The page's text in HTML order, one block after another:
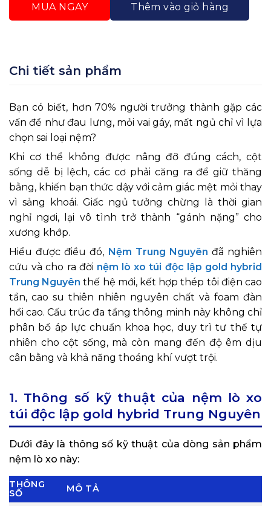
MUA NGAY Thêm vào giỏ hàng
Chi tiết sản phẩm
Bạn có biết, hơn 70% người trưởng thành gặp các
vấn đề như đau lưng, mỏi vai gáy, mất ngủ chỉ vì lựa
chọn sai loại nệm?
Khi cơ thể không được nâng đỡ đúng cách, cột
sống dễ bị lệch, các cơ phải căng ra để giữ thăng
bằng, khiến bạn thức dậy với cảm giác mệt mỏi thay
vì sảng khoái. Giấc ngủ tưởng chừng là thời gian
nghỉ ngơi, lại vô tình trở thành “gánh nặng” cho
xương khớp.
Hiểu được điều đó, Nệm Trung Nguyên đã nghiên
cứu và cho ra đời nệm lò xo túi độc lập gold hybrid
Trung Nguyên thế hệ mới, kết hợp thép tôi điện cao
tần, cao su thiên nhiên nguyên chất và foam đàn
hồi cao. Cấu trúc đa tầng thông minh này không chỉ
phân bổ áp lực chuẩn khoa học, duy trì tư thế tự
nhiên cho cột sống, mà còn mang đến độ êm dịu
cân bằng và khả năng thoáng khí vượt trội.
1. Thông số kỹ thuật của nệm lò xo
túi độc lập gold hybrid Trung Nguyên
Dưới đây là thông số kỹ thuật của dòng sản phẩm
nệm lò xo này:
THÔNG
SỐ
MÔ TẢ